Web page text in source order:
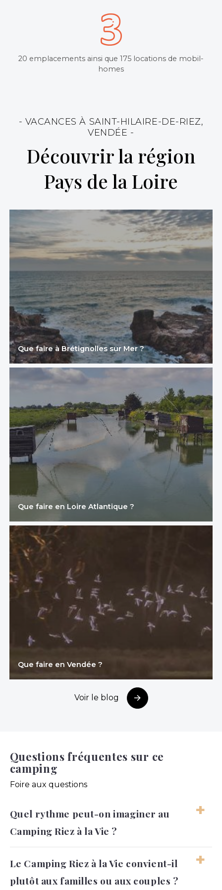
20 emplacements ainsi que 175 locations de mobil-
homes
- VACANCES À SAINT-HILAIRE-DE-RIEZ,
VENDÉE -
Découvrir la région
Pays de la Loire
Que faire à Brétignolles sur Mer ?
Que faire en Loire Atlantique ?
Que faire en Vendée ?
Voir le blog
Questions fréquentes sur ce
camping
Foire aux questions
Quel rythme peut-on imaginer au
Camping Riez à la Vie ?
moments autour de l’eau, des sorties vers
l’océan et des pauses au camping. Le séjour
Le Camping Riez à la Vie convient-il
plutôt aux familles ou aux couples ?